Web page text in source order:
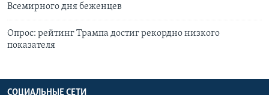
Всемирного дня беженцев
Опрос: рейтинг Трампа достиг рекордно низкого
показателя
СОЦИАЛЬНЫЕ СЕТИ